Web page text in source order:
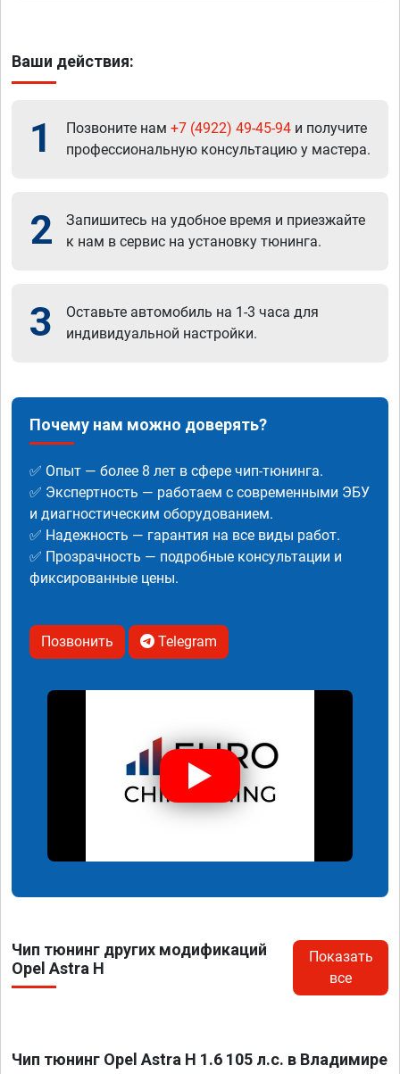
Ваши действия:
1 Позвоните нам +7 (4922) 49-45-94 и получите
профессиональную консультацию у мастера.
2
Запишитесь на удобное время и приезжайте
к нам в сервис на установку тюнинга.
3
Оставьте автомобиль на 1-3 часа для
индивидуальной настройки.
Почему нам можно доверять?
✅ Опыт — более 8 лет в сфере чип-тюнинга.
✅ Экспертность — работаем с современными ЭБУ
и диагностическим оборудованием.
✅ Надежность — гарантия на все виды работ.
✅ Прозрачность — подробные консультации и
фиксированные цены.
Позвонить Telegram
Чип тюнинг других модификаций
Opel Astra H
Показать
все
Чип тюнинг Opel Astra H 1.6 105 л.с. в Владимире